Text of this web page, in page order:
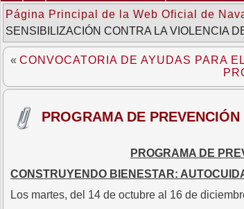
Página Principal de la Web Oficial de
SENSIBILIZACIÓN CONTRA LA VIOLENCIA
« CONVOCATORIA DE AYUDAS PARA
PROGRAMA DE
PROGRAMA DE
CONSTRUYENDO BIENESTAR:
Los martes, del 14 de octubre al 16 de